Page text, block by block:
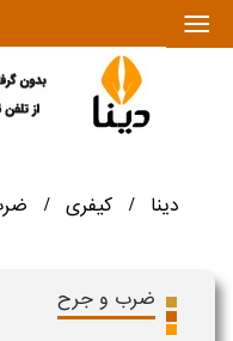
|||
دینا / کیفری /
ضرب و جرح